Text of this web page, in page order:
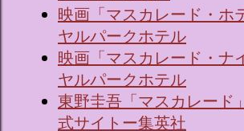
映画「マスカレード・ホ
ヤルパークホテル
映画「マスカレード・ナ
ヤルパークホテル
東野圭吾「マスカレード
式サイトー集英社